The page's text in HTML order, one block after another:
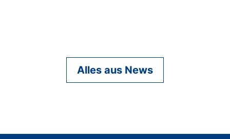
Alles aus News